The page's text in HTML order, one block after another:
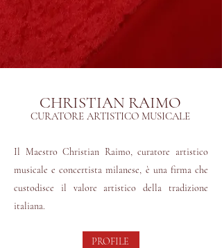
CHRISTIAN RAIMO
CURATORE ARTISTICO MUSICALE
Il Maestro Christian Raimo, curatore artistico
musicale e concertista milanese, è una firma che
custodisce il valore artistico della tradizione
italiana.
PROFILE